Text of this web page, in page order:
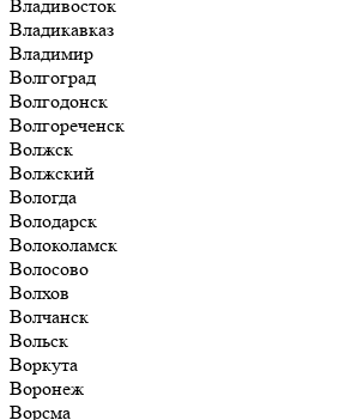
Владивосток
Владикавказ
Владимир
Волгоград
Волгодонск
Волгореченск
Волжск
Волжский
Вологда
Володарск
Волоколамск
Волосово
Волхов
Волчанск
Вольск
Воркута
Воронеж
Ворсма